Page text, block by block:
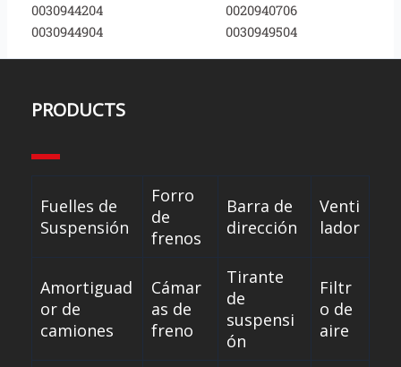
0030944204
0030944904
0020940706
0030949504
PRODUCTS
Fuelles de
Suspensión
Forro
de
frenos
Barra de
dirección
Venti
lador
Amortiguad
or de
camiones
Cámar
as de
freno
Tirante
de
suspensi
ón
Filtr
o de
aire